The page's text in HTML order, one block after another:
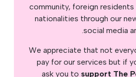
community, foreign
nationalities through our
social media
We appreciate that not
pay for our services but if
ask you to support The